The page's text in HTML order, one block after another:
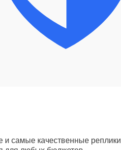
и самые качественные реплики